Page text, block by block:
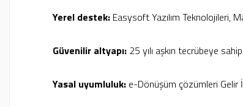
Yerel destek: Easysoft Yazılım Teknolojileri,
Güvenilir altyapı: 25 yılı aşkın tecrübeye
Yasal uyumluluk: e-Dönüşüm çözümleri Gelir